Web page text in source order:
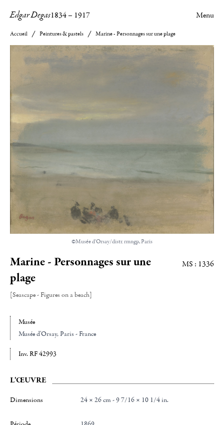
Edgar Degas1834– 1917 Menu
Accueil Peintures & pastels Marine - Personnages sur une plage
©Musée d'Orsay/distr. rmngp, Paris
Marine - Personnages sur une
plage
[Seascape - Figures on a beach]
MS : 1336
Musée
Musée d'Orsay, Paris - France
Inv. RF 42993
L'ŒUVRE
Dimensions 24 × 26 cm - 9 7/16 × 10 1/4 in.